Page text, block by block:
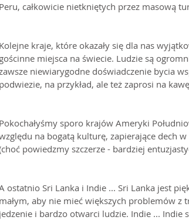
Peru, całkowicie nietkniętych przez masową
Kolejne kraje, które okazały się dla nas
gościnne miejsca na świecie. Ludzie są
niewiarygodne doświadczenie bycia
podwiezie, na przykład, ale też zaprosi na
Pokochałyśmy sporo krajów Ameryki
na bogatą kulturę, zapierające dech
powiedzmy szczerze - bardziej
ostatnio Sri Lanka i Indie ... Sri Lanka jest
małym, aby nie mieć większych problemów z
jedzenie i bardzo otwarci ludzie. Indie ... Indie